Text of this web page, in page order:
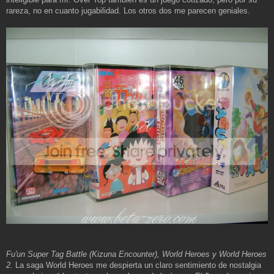
rareza, no en cuanto jugabilidad. Los otros dos me parecen geniales.
Fu'un Super Tag Battle (Kizuna Encounter), World Heroes y World Heroes
2. La saga World Heroes me despierta un claro sentimiento de nostalgia